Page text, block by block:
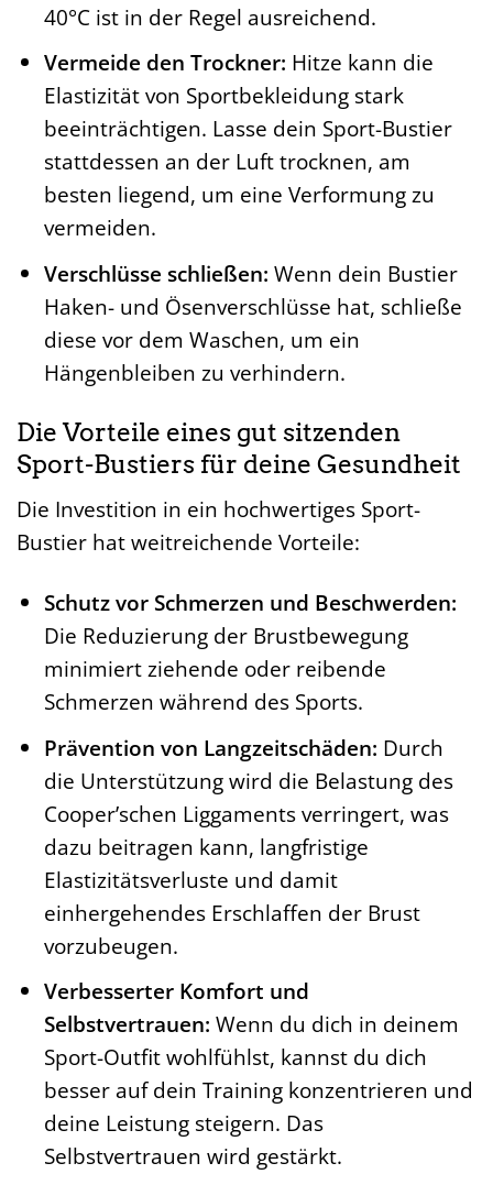
40°C ist in der Regel ausreichend.
Vermeide den Trockner: Hitze kann die
Elastizität von Sportbekleidung stark
beeinträchtigen. Lasse dein Sport-Bustier
stattdessen an der Luft trocknen, am
besten liegend, um eine Verformung zu
vermeiden.
Verschlüsse schließen: Wenn dein Bustier
Haken- und Ösenverschlüsse hat, schließe
diese vor dem Waschen, um ein
Hängenbleiben zu verhindern.
Die Vorteile eines gut sitzenden
Sport-Bustiers für deine Gesundheit
Die Investition in ein hochwertiges Sport-
Bustier hat weitreichende Vorteile:
Schutz vor Schmerzen und Beschwerden:
Die Reduzierung der Brustbewegung
minimiert ziehende oder reibende
Schmerzen während des Sports.
Prävention von Langzeitschäden: Durch
die Unterstützung wird die Belastung des
Cooper’schen Liggaments verringert, was
dazu beitragen kann, langfristige
Elastizitätsverluste und damit
einhergehendes Erschlaffen der Brust
vorzubeugen.
Verbesserter Komfort und
Selbstvertrauen: Wenn du dich in deinem
Sport-Outfit wohlfühlst, kannst du dich
besser auf dein Training konzentrieren und
deine Leistung steigern. Das
Selbstvertrauen wird gestärkt.